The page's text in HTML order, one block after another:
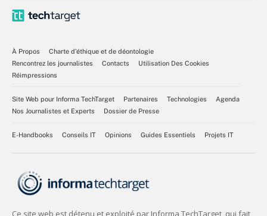
À Propos
Charte d’éthique et de déontologie
Rencontrez les journalistes
Contacts
Utilisation Des Cookies
Réimpressions
Site Web pour Informa TechTarget Partenaires Technologies
Agenda
Nos Journalistes et Experts
Dossier de Presse
E-Handbooks Conseils IT Opinions Guides Essentiels Projets IT